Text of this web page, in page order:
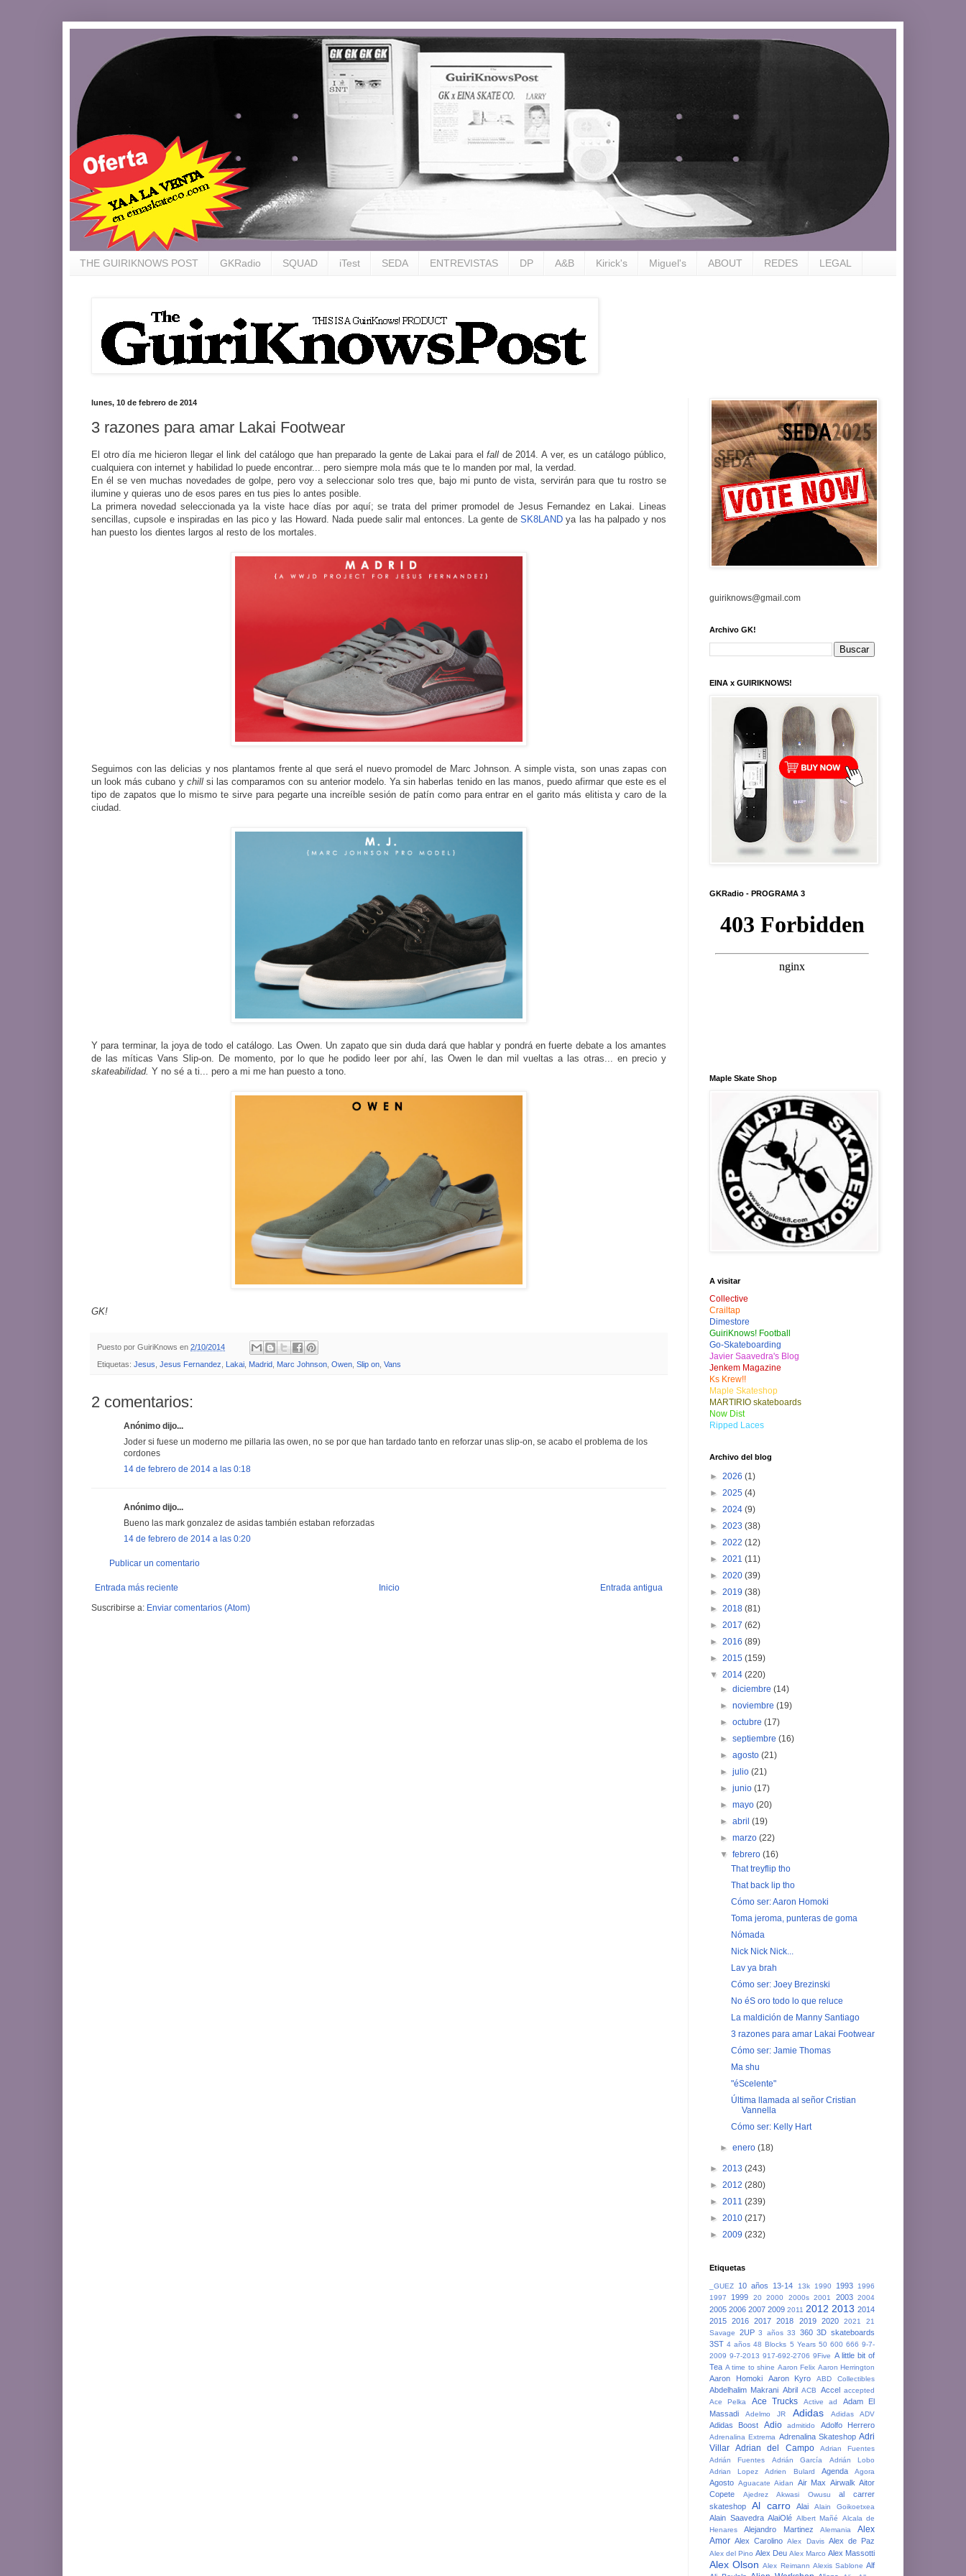
THE GUIRIKNOWS POST GKRadio SQUAD iTest SEDA ENTREVISTAS DP A&B Kirick's Miguel's ABOUT REDES LEGAL
lunes, 10 de febrero de 2014
3 razones para amar Lakai Footwear
El otro día me hicieron llegar el link del catálogo que han preparado la gente de Lakai para elfall de 2014. A ver, es un catálogo público,
cualquiera con internet y habilidad lo puede encontrar... pero siempre mola más que te lo manden por mal, la verdad.
En él se ven muchas novedades de golpe, pero voy a seleccionar solo tres que, bajo mi punto de vista, servirán para que tu rostro se
ilumine y quieras uno de esos pares en tus pies lo antes posible.
La primera novedad seleccionada ya la viste hace días por aquí; se trata del primer promodel de Jesus Fernandez en Lakai. Lineas
sencillas, cupsole e inspiradas en las pico y las Howard. Nada puede salir mal entonces. La gente de SK8LAND ya las ha palpado y nos
han puesto los dientes largos al resto de los mortales.
Seguimos con las delicias y nos plantamos frente al que será el nuevo promodel de Marc Johnson. A simple vista, son unas zapas con
un look más cubano y chill si las comparamos con su anterior modelo. Ya sin haberlas tenido en las manos, puedo afirmar que este es el
tipo de zapatos que lo mismo te sirve para pegarte una increíble sesión de patín como para entrar en el garito más elitista y caro de la
ciudad.
Y para terminar, la joya de todo el catálogo. Las Owen. Un zapato que sin duda dará que hablar y pondrá en fuerte debate a los amantes
de las míticas Vans Slip-on. De momento, por lo que he podido leer por ahí, las Owen le dan mil vueltas a las otras... en precio y
skateabilidad. Y no sé a ti... pero a mi me han puesto a tono.
GK!
Puesto por GuiriKnows en 2/10/2014
Etiquetas: Jesus Jesus Fernandez Lakai Madrid Marc Johnson Owen Slip on Vans
2 comentarios:
Anónimo dijo...
Joder si fuese un moderno me pillaria las owen, no se por que han tardado tanto en reforzar unas slip-on, se acabo el problema de los
cordones
14 de febrero de 2014 a las 0:18
Anónimo dijo...
Bueno las mark gonzalez de asidas también estaban reforzadas
14 de febrero de 2014 a las 0:20
Publicar un comentario
Entrada más reciente Entrada antigua
Inicio
Suscribirse a: Enviar comentarios (Atom)
guiriknows@gmail.com
Archivo GK!
EINA x GUIRIKNOWS!
GKRadio - PROGRAMA 3
Maple Skate Shop
A visitar
Collective
Crailtap
Dimestore
GuiriKnows! Football
Go-Skateboarding
Javier Saavedra's Blog
Jenkem Magazine
Ks Krew!!
Maple Skateshop
MARTIRIO skateboards
Now Dist
Ripped Laces
Archivo del blog
► 2026 (1)
► 2025 (4)
► 2024 (9)
► 2023 (38)
► 2022 (12)
► 2021 (11)
► 2020 (39)
► 2019 (38)
► 2018 (81)
► 2017 (62)
► 2016 (89)
► 2015 (159)
▼ 2014 (220)
►diciembre(14)
►noviembre(19)
►octubre(17)
►septiembre(16)
►agosto(21)
►julio(21)
►junio(17)
►mayo(20)
►abril(19)
►marzo(22)
▼febrero(16)
That treyflip tho
That back lip tho
Cómo ser: Aaron Homoki
Toma jeroma, punteras de goma
Nómada
Nick Nick Nick...
Lav ya brah
Cómo ser: Joey Brezinski
No éS oro todo lo que reluce
La maldición de Manny Santiago
3 razones para amar Lakai Footwear
Cómo ser: Jamie Thomas
Ma shu
"éScelente"
Última llamada al señor Cristian
Vannella
Cómo ser: Kelly Hart
►enero(18)
► 2013 (243)
► 2012 (280)
► 2011 (239)
► 2010 (217)
► 2009 (232)
Etiquetas
_GUEZ 10 años 13-14 13k 1990 1993
1996
1997
1999 20 2000 2000s 2001 2003 2004
2005 2006 2007 2009 2011 2012 2013 2014
2015 2016 2017 2018 2019 2020 2021
21
Savage
2UP 3 años 33 360 3D skateboards
3ST 4 años 48 Blocks 5 Years 50 600 666 9-7-
2009 9-7-2013 917-692-2706 9Five A little bit of
Tea A time to shine Aaron Felix Aaron Herrington
Aaron Homoki Aaron Kyro ABD Collectibles
Abdelhalim Makrani Abril ACB Accel accepted
Ace Pelka
Ace Trucks Active ad
Adam El
Massadi
Adelmo JR Adidas Adidas ADV
Adidas Boost Adio admitido Adolfo Herrero
Adrenalina Extrema Adrenalina Skateshop Adri
Villar Adrian del Campo
Adrian Fuentes
Adrián Fuentes
Adrián García
Adrián Lobo
Adrian Lopez
Adrien Bulard Agenda Agora
Agosto Aguacate Aidan Air Max Airwalk Aitor
Copete
Ajedrez Akwasi Owusu
al carrer
skateshop
Al carro Alai Alain Goikoetxea
Alain Saavedra AlaiOlé Albert Mañé
Alcala de
Henares
Alejandro Martinez Alemania
Alex
Amor Alex Carolino Alex Davis Alex de Paz
Alex del Pino Alex Deu Alex Marco Alex Massotti
Alex Olson Alex Reimann Alexis Sablone Alf